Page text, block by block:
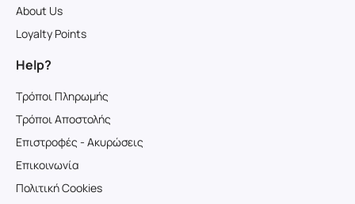
About Us
Loyalty Points
Help?
Τρόποι Πληρωμής
Τρόποι Αποστολής
Επιστροφές - Ακυρώσεις
Επικοινωνία
Πολιτική Cookies